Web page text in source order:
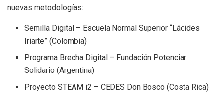
nuevas metodologías:
Semilla Digital – Escuela Normal Superior “Lácides
Iriarte” (Colombia)
Programa Brecha Digital – Fundación Potenciar
Solidario (Argentina)
Proyecto STEAM i2 – CEDES Don Bosco (Costa Rica)